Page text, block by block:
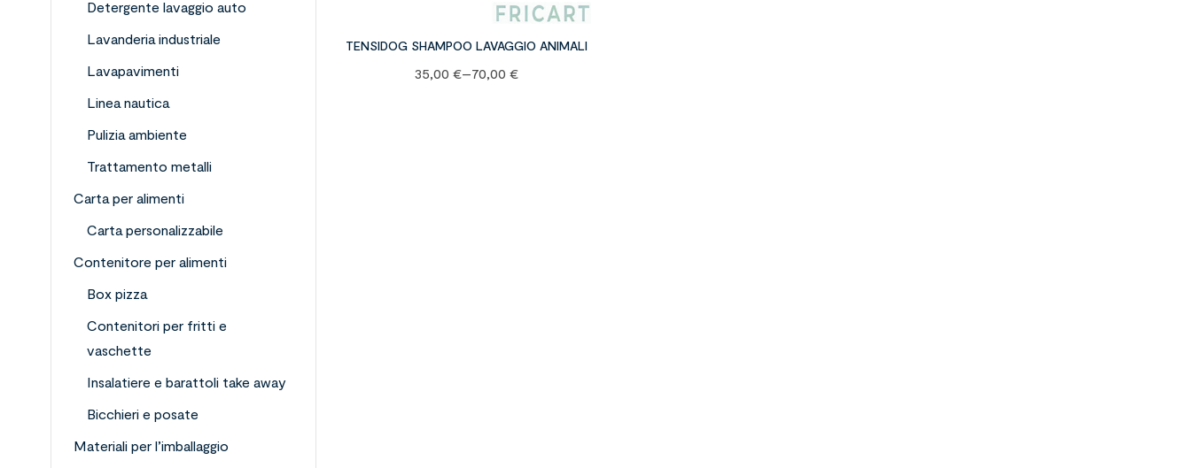
TENSIDOG SHAMPOO LAVAGGIO ANIMALI
35,00€–70,00€
Detergente lavaggio auto
Lavanderia industriale
Lavapavimenti
Linea nautica
Pulizia ambiente
Trattamento metalli
Carta per alimenti
Carta personalizzabile
Contenitore per alimenti
Box pizza
Contenitori per fritti e
vaschette
Insalatiere e barattoli take away
Bicchieri e posate
Materiali per l’imballaggio